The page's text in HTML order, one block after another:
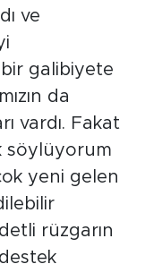
ve
galibiyete
da
vardı. Fakat
söylüyorum
yeni gelen
rüzgarın